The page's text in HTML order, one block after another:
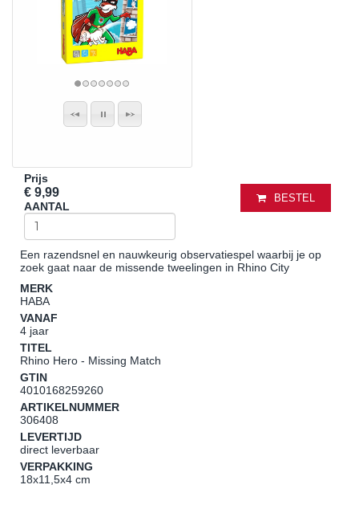
Prijs
€ 9,99
AANTAL
BESTEL
Een razendsnel en nauwkeurig observatiespel waarbij je op
zoek gaat naar de missende tweelingen in Rhino City
MERK
HABA
VANAF
4 jaar
TITEL
Rhino Hero - Missing Match
GTIN
4010168259260
ARTIKELNUMMER
306408
LEVERTIJD
direct leverbaar
VERPAKKING
18x11,5x4 cm